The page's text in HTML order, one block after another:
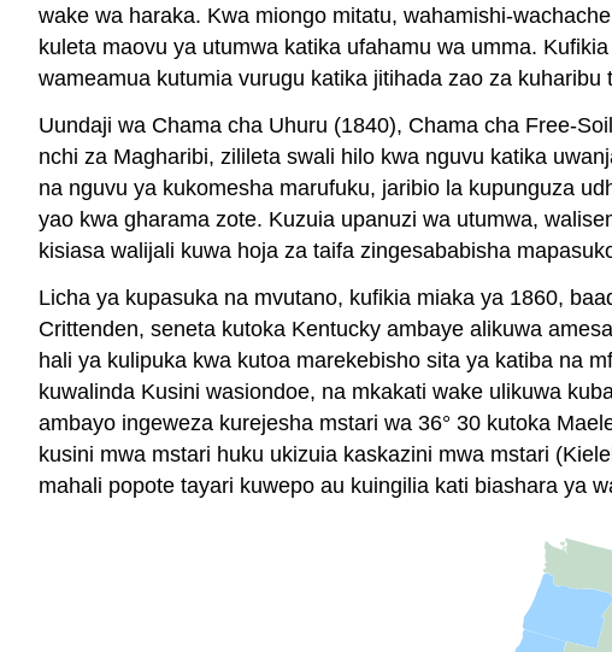
wake wa haraka. Kwa miongo mitatu, wahamishi-
kuleta maovu ya utumwa katika ufahamu wa umma.
wameamua kutumia vurugu katika jitihada zao za kuharibu
Uundaji wa Chama cha Uhuru (1840), Chama cha Free-
nchi za Magharibi, zilileta swali hilo kwa nguvu katika
na nguvu ya kukomesha marufuku, jaribio la kupunguza
yao kwa gharama zote. Kuzuia upanuzi wa utumwa,
kisiasa walijali kuwa hoja za taifa zingesababisha
Licha ya kupasuka na mvutano, kufikia miaka ya 1860,
Crittenden, seneta kutoka Kentucky ambaye alikuwa
hali ya kulipuka kwa kutoa marekebisho sita ya katiba na
kuwalinda Kusini wasiondoe, na mkakati wake ulikuwa
ambayo ingeweza kurejesha mstari wa 36° 30 kutoka
kusini mwa mstari huku ukizuia kaskazini mwa mstari
mahali popote tayari kuwepo au kuingilia kati biashara ya